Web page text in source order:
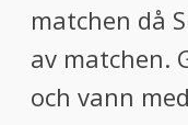
matchen då
av matchen.
och vann